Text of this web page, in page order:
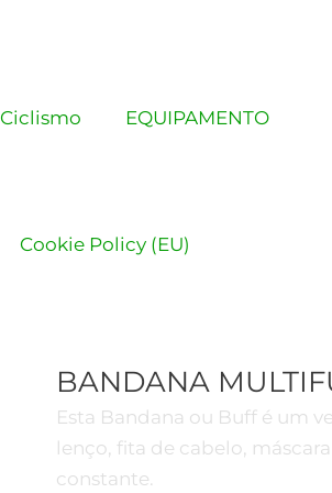
Ciclismo EQUIPAMENTO
Cookie Policy (EU)
BANDANA
Esta Bandana ou Buff é um
lenço, fita de cabelo,
constante.